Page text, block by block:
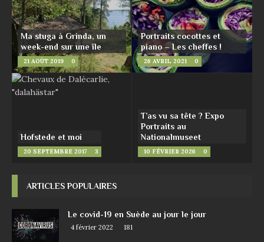
Ma stuga à Grinda, un
week-end sur une île
21 AOÛT 2019 0
Portraits cocottes et
piano – Les cheffes !
26 AVRIL 2021 0
Hofstede et moi
20 SEPTEMBRE 2017 3
T’as vu sa tête ? Expo
Portraits au
Nationalmuseet
10 FÉVRIER 2026 0
ARTICLES POPULAIRES
Le covid-19 en Suède au jour le jour
4 février 2022 181